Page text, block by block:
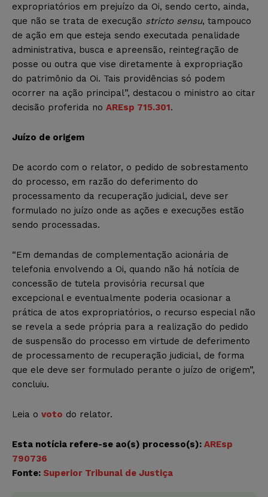
expropriatórios em prejuízo da Oi, sendo certo, ainda,
que não se trata de execução stricto sensu, tampouco
de ação em que esteja sendo executada penalidade
administrativa, busca e apreensão, reintegração de
posse ou outra que vise diretamente à expropriação
do patrimônio da Oi. Tais providências só podem
ocorrer na ação principal”, destacou o ministro ao citar
decisão proferida no AREsp 715.301.
Juízo de origem
De acordo com o relator, o pedido de sobrestamento
do processo, em razão do deferimento do
processamento da recuperação judicial, deve ser
formulado no juízo onde as ações e execuções estão
sendo processadas.
“Em demandas de complementação acionária de
telefonia envolvendo a Oi, quando não há notícia de
concessão de tutela provisória recursal que
excepcional e eventualmente poderia ocasionar a
prática de atos expropriatórios, o recurso especial não
se revela a sede própria para a realização do pedido
de suspensão do processo em virtude de deferimento
de processamento de recuperação judicial, de forma
que ele deve ser formulado perante o juízo de origem”,
concluiu.
Leia o voto do relator.
Esta notícia refere-se ao(s) processo(s): AREsp
790736
Fonte: Superior Tribunal de Justiça